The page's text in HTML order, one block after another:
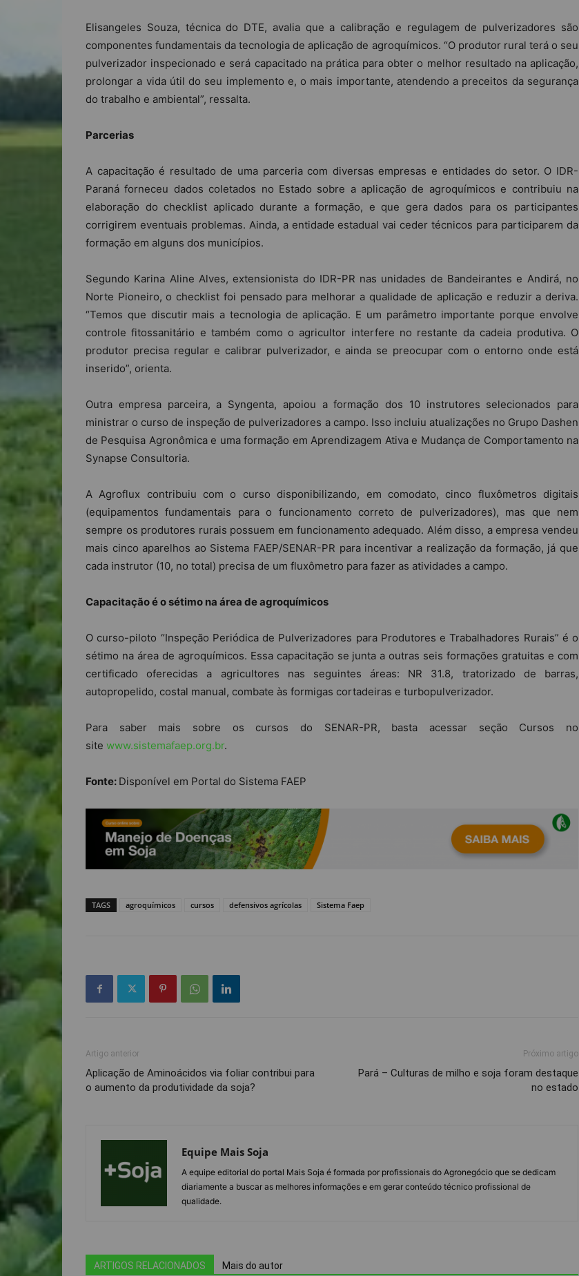
Elisangeles Souza, técnica do DTE, avalia que a calibração e regulagem de pulverizadores são
componentes fundamentais da tecnologia de aplicação de agroquímicos. “O produtor rural terá o seu
pulverizador inspecionado e será capacitado na prática para obter o melhor resultado na aplicação,
prolongar a vida útil do seu implemento e, o mais importante, atendendo a preceitos da segurança
do trabalho e ambiental”, ressalta.
Parcerias
A capacitação é resultado de uma parceria com diversas empresas e entidades do setor. O IDR-
Paraná forneceu dados coletados no Estado sobre a aplicação de agroquímicos e contribuiu na
elaboração do checklist aplicado durante a formação, e que gera dados para os participantes
corrigirem eventuais problemas. Ainda, a entidade estadual vai ceder técnicos para participarem da
formação em alguns dos municípios.
Segundo Karina Aline Alves, extensionista do IDR-PR nas unidades de Bandeirantes e Andirá, no
Norte Pioneiro, o checklist foi pensado para melhorar a qualidade de aplicação e reduzir a deriva.
“Temos que discutir mais a tecnologia de aplicação. E um parâmetro importante porque envolve
controle fitossanitário e também como o agricultor interfere no restante da cadeia produtiva. O
produtor precisa regular e calibrar pulverizador, e ainda se preocupar com o entorno onde está
inserido”, orienta.
Outra empresa parceira, a Syngenta, apoiou a formação dos 10 instrutores selecionados para
ministrar o curso de inspeção de pulverizadores a campo. Isso incluiu atualizações no Grupo Dashen
de Pesquisa Agronômica e uma formação em Aprendizagem Ativa e Mudança de Comportamento na
Synapse Consultoria.
A Agroflux contribuiu com o curso disponibilizando, em comodato, cinco fluxômetros digitais
(equipamentos fundamentais para o funcionamento correto de pulverizadores), mas que nem
sempre os produtores rurais possuem em funcionamento adequado. Além disso, a empresa vendeu
mais cinco aparelhos ao Sistema FAEP/SENAR-PR para incentivar a realização da formação, já que
cada instrutor (10, no total) precisa de um fluxômetro para fazer as atividades a campo.
Capacitação é o sétimo na área de agroquímicos
O curso-piloto “Inspeção Periódica de Pulverizadores para Produtores e Trabalhadores Rurais” é o
sétimo na área de agroquímicos. Essa capacitação se junta a outras seis formações gratuitas e com
certificado oferecidas a agricultores nas seguintes áreas: NR 31.8, tratorizado de barras,
autopropelido, costal manual, combate às formigas cortadeiras e turbopulverizador.
Para saber mais sobre os cursos do SENAR-PR, basta acessar seção Cursos no
site www.sistemafaep.org.br.
Fonte: Disponível em Portal do Sistema FAEP
TAGS agroquímicos cursos defensivos agrícolas Sistema Faep
Artigo anterior
Aplicação de Aminoácidos via foliar contribui para
o aumento da produtividade da soja?
Próximo artigo
Pará – Culturas de milho e soja foram destaque
no estado
Equipe Mais Soja
A equipe editorial do portal Mais Soja é formada por profissionais do Agronegócio que se dedicam
diariamente a buscar as melhores informações e em gerar conteúdo técnico profissional de
qualidade.
ARTIGOS RELACIONADOS Mais do autor